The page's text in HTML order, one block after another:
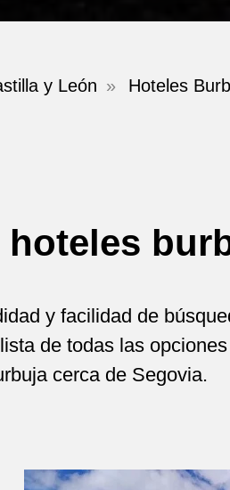
y León » Hoteles
y facilidad de
de todas las
cerca de Segovia.